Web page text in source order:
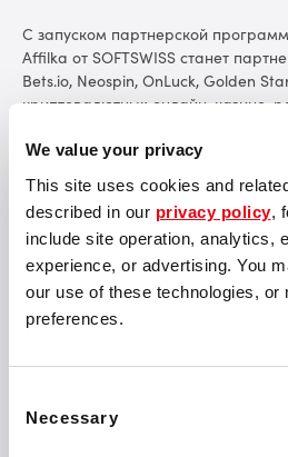
We value your privacy
This site uses cookies and
described in our privacy policy,
include site operation, analytics,
experience, or advertising. You
our use of these technologies, or
preferences.
Selection
Necessary
С запуском партнерской
Affilka от SOFTSWISS станет
Bets.io, Neospin, OnLuck, Golden
криптовалютных онлайн-казино,
работы в индустрии, является
миллионами игроков. В 2022 году
аффилиатам более 60 млн евро.
бренда, Bets.io, позволяющий
альткоинами и конвертировать их
поддерживаемые платформой,
работали с различными
решения для управления